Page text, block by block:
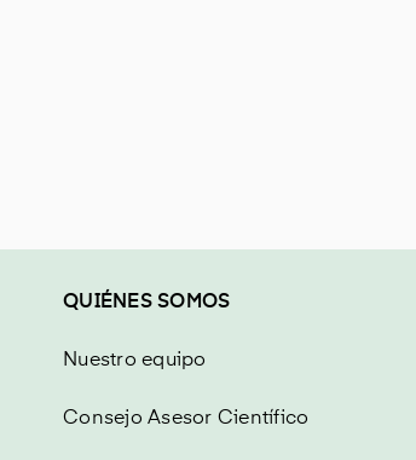
QUIÉNES SOMOS
Nuestro equipo
Consejo Asesor Científico